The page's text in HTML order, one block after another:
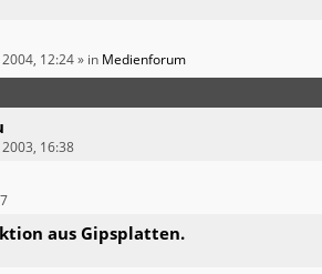
2004, 12:24» in Medienforum
2003, 16:38
aus Gipsplatten.